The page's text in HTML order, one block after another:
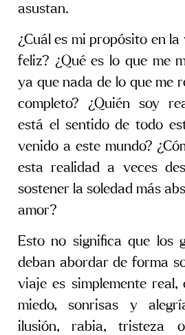
asustan.
¿Cuál es mi propósito en la
feliz? ¿Qué es lo que me
ya que nada de lo que me
completo? ¿Quién soy
está el sentido de todo
venido a este mundo?
esta realidad a veces
sostener la soledad más
amor?
Esto no significa que los
deban abordar de forma
viaje es simplemente real,
miedo, sonrisas y
ilusión, rabia, tristeza